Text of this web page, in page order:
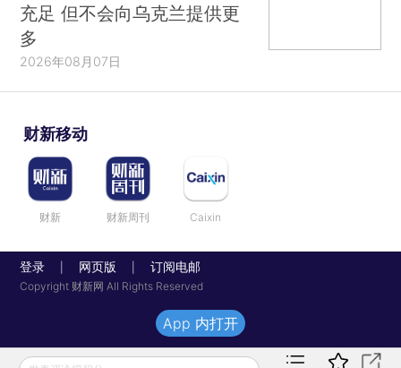
充足 但不会向乌克兰提供更
多
2026年08月07日
财新移动
财新 财新周刊 Caixin
登录 网页版 订阅电邮
Copyright 财新网 All Rights Reserved
App 内打开